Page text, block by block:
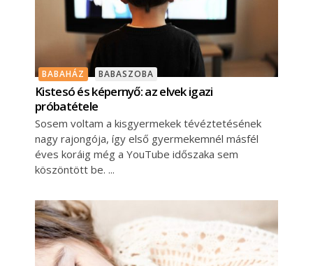
BABAHÁZ BABASZOBA
Kistesó és képernyő: az elvek igazi
próbatétele
Sosem voltam a kisgyermekek tévéztetésének
nagy rajongója, így első gyermekemnél másfél
éves koráig még a YouTube időszaka sem
köszöntött be.